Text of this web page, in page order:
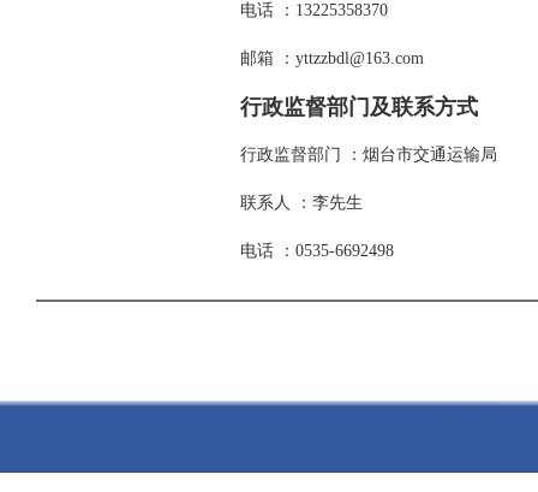
电话 ：13225358370
邮箱 ：yttzzbdl@163.com
行政监督部门及联系方式
行政监督部门 ：烟台市交通运输局
联系人 ：李先生
电话 ：0535-6692498